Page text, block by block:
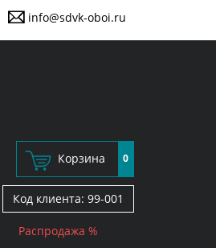
info@sdvk-oboi.ru
Корзина 0
Код клиента: 99-001
Распродажа %